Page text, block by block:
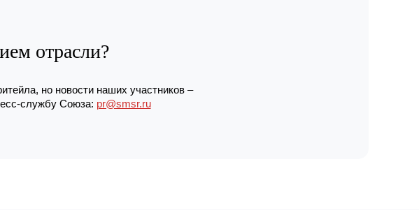
отрасли?
но новости наших участников –
службу Союза: pr@smsr.ru